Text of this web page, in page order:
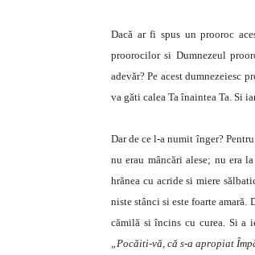
Dacă ar fi spus un prooroc
proorocilor si Dumnezeul
adevăr? Pe acest dumnezeiesc
va găti calea Ta înaintea Ta. Si
Dar de ce l-a numit înger?
nu erau mâncări alese; nu era
hrănea cu acride si miere
niste stânci si este foarte amară.
cămilă si încins cu curea. Si a
„Pocăiti-vă, că s-a apropiat